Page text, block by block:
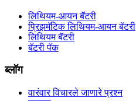
लिथियम-आयन बॅटरी
प्रिझमॅटिक लिथियम-आयन बॅटरी
लिथियम बॅटरी
बॅटरी पॅक
ब्लॉग
वारंवार विचारले जाणारे प्रश्न